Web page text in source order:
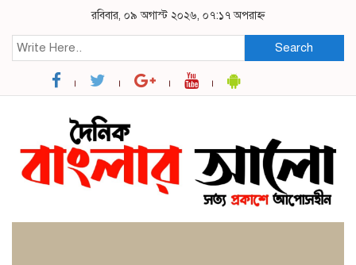
রবিবার, ০৯ অগাস্ট ২০২৬, ০৭:১৭ অপরাহ্ন
Search